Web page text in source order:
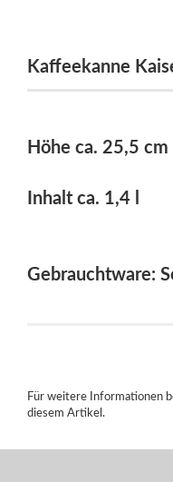
Kaffeekanne
Höhe ca. 25,5 cm
Inhalt ca. 1,4 l
Gebrauchtware:
Für weitere Informationen
diesem Artikel.